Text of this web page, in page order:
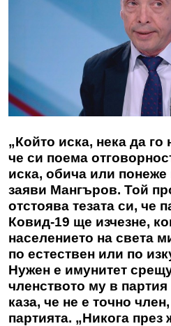
„Който иска, нека да
че си поема
иска, обича или понеже
заяви Мангъров. Той
отстоява тезата си, че
Ковид-19 ще изчезне,
населението на света
по естествен или по
Нужен е имунитет
членството му в
каза, че не е точно
партията. „Никога